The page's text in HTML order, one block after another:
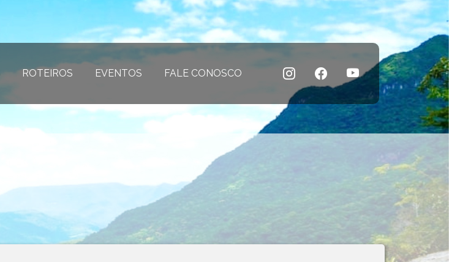
(página atual)
ROTEIROS (página atual)
EVENTOS (página atual)
FALE CONOSCO (página atual)